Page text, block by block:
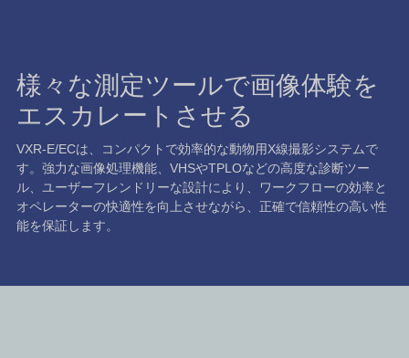
様々な測定ツールで画像体験を
エスカレートさせる
VXR-E/ECは、コンパクトで効率的な動物用X線撮影システムで
す。強力な画像処理機能、VHSやTPLOなどの高度な診断ツー
ル、ユーザーフレンドリーな設計により、ワークフローの効率と
オペレーターの快適性を向上させながら、正確で信頼性の高い性
能を保証します。